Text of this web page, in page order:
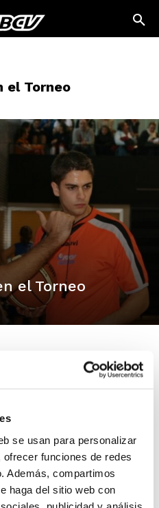
se usan para personalizar
funciones de redes
Además, compartimos
haga del sitio web con
publicidad y análisis
el Torneo
el Torneo
el Torneo de Selecciones
a las selecciones de
y Comunidad
bonita experiencia para